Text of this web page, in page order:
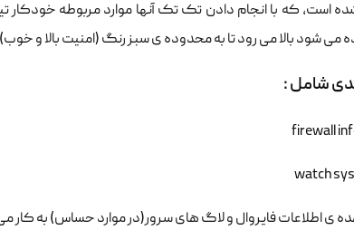
است، که با انجام دادن تک تک آنها موارد مربوطه
می شود بالا می رود تا به محدوده ی سبز رنگ (امنیت بالا و
شامل :
firewall
ی اطلاعات فایروال و لاگ های سرور(در موارد حساس) به کار